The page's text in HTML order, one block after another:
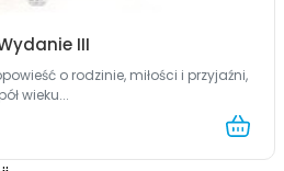
III
o rodzinie, miłości i przyjaźni,
wieku...